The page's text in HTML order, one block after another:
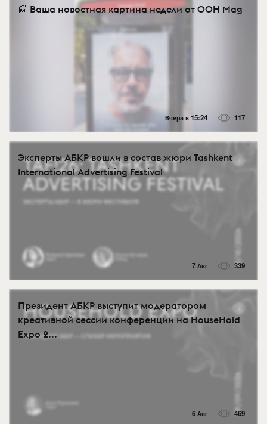
📰 Ваша новостная картина недели от OOH Mag
Вчера в 15:24 117
Эксперты АБКР вошли в состав жюри Tashkent
International Advertising Festival
7 Авг 339
Президент АБКР выступит модератором
креативной сессии конференции на HouseHold
Expo 2...
6 Авг 469